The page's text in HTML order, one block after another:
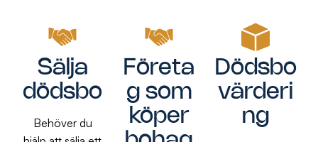
Sälja
dödsbo
Behöver du
Företa
g som
köper
Dödsbo
värderi
ng